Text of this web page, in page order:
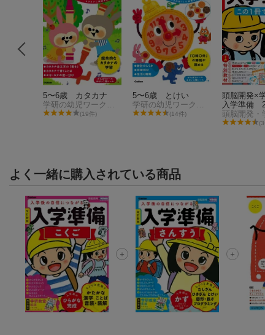
5〜6歳 カタカナ
(19件)
5〜6歳 とけい
(14件)
頭脳開発×
入学準備
版
よく一緒に購入されている商品